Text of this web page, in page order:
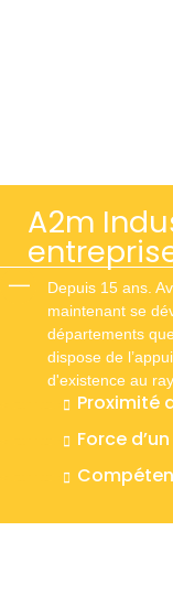
A2m
Depuis 15 ans.
maintenant se
départements
dispose de
d'existence au
Proximité
Force